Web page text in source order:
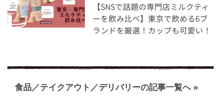
【SNSで話題の専門店ミルクティ
ーを飲み比べ】東京で飲める6ブ
ランドを厳選！カップも可愛い！
食品／テイクアウト／デリバリーの記事一覧へ »